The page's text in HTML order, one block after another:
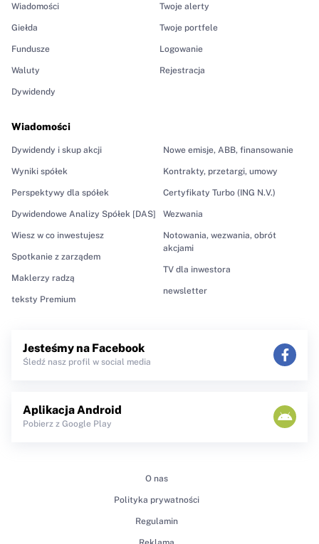
Wiadomości
Giełda
Fundusze
Waluty
Dywidendy
Wiadomości
Dywidendy i skup akcji
Wyniki spółek
Perspektywy dla spółek
Dywidendowe Analizy Spółek [DAS]
Wiesz w co inwestujesz
Spotkanie z zarządem
Maklerzy radzą
teksty Premium
Nowe emisje, ABB, finansowanie
Kontrakty, przetargi, umowy
Certyfikaty Turbo (ING N.V.)
Wezwania
Notowania, wezwania, obrót
akcjami
TV dla inwestora
newsletter
Twoje alerty
Twoje portfele
Logowanie
Rejestracja
Jesteśmy na Facebook
Śledź nasz profil w social media
Aplikacja Android
Pobierz z Google Play
O nas
Polityka prywatności
Regulamin